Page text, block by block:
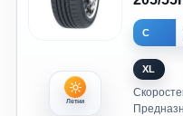
Летни
C
XL